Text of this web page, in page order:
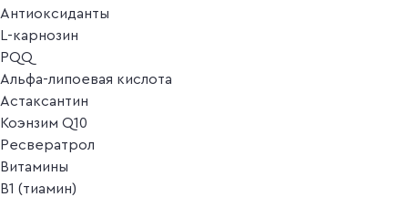
Антиоксиданты
L-карнозин
PQQ
Альфа-липоевая кислота
Астаксантин
Коэнзим Q10
Ресвератрол
Витамины
B1 (тиамин)